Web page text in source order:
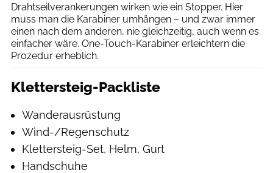
Drahtseilverankerungen wirken wie ein Stopper. Hier
muss man die Karabiner umhängen – und zwar immer
einen nach dem anderen, nie gleichzeitig, auch wenn es
einfacher wäre. One-Touch-Karabiner erleichtern die
Prozedur erheblich.
Klettersteig-Packliste
Wanderausrüstung
Wind-/Regenschutz
Klettersteig-Set, Helm, Gurt
Handschuhe